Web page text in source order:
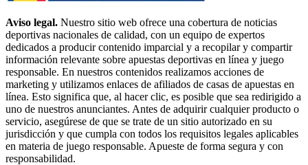
Aviso legal. Nuestro sitio web ofrece una cobertura de noticias
deportivas nacionales de calidad, con un equipo de expertos
dedicados a producir contenido imparcial y a recopilar y compartir
información relevante sobre apuestas deportivas en línea y juego
responsable. En nuestros contenidos realizamos acciones de
marketing y utilizamos enlaces de afiliados de casas de apuestas en
línea. Esto significa que, al hacer clic, es posible que sea redirigido a
uno de nuestros anunciantes. Antes de adquirir cualquier producto o
servicio, asegúrese de que se trate de un sitio autorizado en su
jurisdicción y que cumpla con todos los requisitos legales aplicables
en materia de juego responsable. Apueste de forma segura y con
responsabilidad.